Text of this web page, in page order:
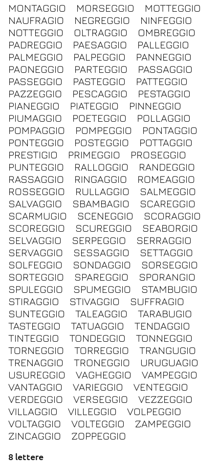
MONTAGGIO
MORSEGGIO
MOTTEGGIO
NAUFRAGIO
NEGREGGIO
NINFEGGIO
NOTTEGGIO
OLTRAGGIO
OMBREGGIO
PADREGGIO
PAESAGGIO
PALLEGGIO
PALMEGGIO
PALPEGGIO
PANNEGGIO
PAONEGGIO
PARTEGGIO
PASSAGGIO
PASSEGGIO
PASTEGGIO
PATTEGGIO
PAZZEGGIO
PESCAGGIO
PESTAGGIO
PIANEGGIO
PIATEGGIO
PINNEGGIO
PIUMAGGIO
POETEGGIO
POLLAGGIO
POMPAGGIO
POMPEGGIO
PONTAGGIO
PONTEGGIO
POSTEGGIO
POTTAGGIO
PRESTIGIO
PRIMEGGIO
PROSEGGIO
PUNTEGGIO
RALLOGGIO
RANDEGGIO
RASSAGGIO
RINGAGGIO
ROMEAGGIO
ROSSEGGIO
RULLAGGIO
SALMEGGIO
SALVAGGIO
SBAMBAGIO
SCAREGGIO
SCARMUGIO
SCENEGGIO
SCORAGGIO
SCOREGGIO
SCUREGGIO
SEABORGIO
SELVAGGIO
SERPEGGIO
SERRAGGIO
SERVAGGIO
SESSAGGIO
SETTAGGIO
SOLFEGGIO
SONDAGGIO
SORSEGGIO
SORTEGGIO
SPAREGGIO
SPORANGIO
SPULEGGIO
SPUMEGGIO
STAMBUGIO
STIRAGGIO
STIVAGGIO
SUFFRAGIO
SUNTEGGIO
TALEAGGIO
TARABUGIO
TASTEGGIO
TATUAGGIO
TENDAGGIO
TINTEGGIO
TONDEGGIO
TONNEGGIO
TORNEGGIO
TORREGGIO
TRANGUGIO
TRENAGGIO
TRONEGGIO
URUGUAGIO
USUREGGIO
VAGHEGGIO
VAMPEGGIO
VANTAGGIO
VARIEGGIO
VENTEGGIO
VERDEGGIO
VERSEGGIO
VEZZEGGIO
VILLAGGIO
VILLEGGIO
VOLPEGGIO
VOLTAGGIO
VOLTEGGIO
ZAMPEGGIO
ZINCAGGIO
ZOPPEGGIO
8 lettere